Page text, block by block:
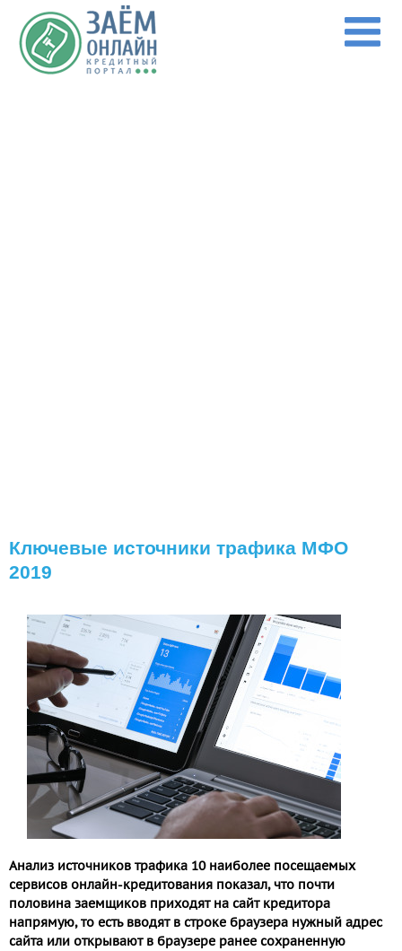
Перейти к основному содержанию
Ключевые источники трафика МФО
2019
Анализ источников трафика 10 наиболее посещаемых
сервисов онлайн-кредитования показал, что почти
половина заемщиков приходят на сайт кредитора
напрямую, то есть вводят в строке браузера нужный адрес
сайта или открывают в браузере ранее сохраненную